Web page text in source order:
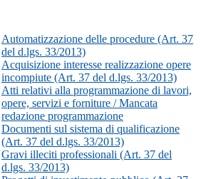
Automatizzazione delle procedure (Art. 37
del d.lgs. 33/2013)
Acquisizione interesse realizzazione opere
incompiute (Art. 37 del d.lgs. 33/2013)
Atti relativi alla programmazione di lavori,
opere, servizi e forniture / Mancata
redazione programmazione
Documenti sul sistema di qualificazione
(Art. 37 del d.lgs. 33/2013)
Gravi illeciti professionali (Art. 37 del
d.lgs. 33/2013)